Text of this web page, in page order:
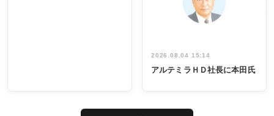
2026.08.04 15:14
アルテミラＨＤ社長に本田氏